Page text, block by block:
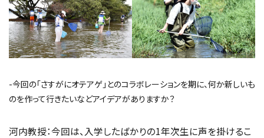
-今回の「さすがにオテアゲ」とのコラボレーションを期に、何か新しいも
のを作って行きたいなどアイデアがありますか？
河内教授：今回は、入学したばかりの1年次生に声を掛けるこ